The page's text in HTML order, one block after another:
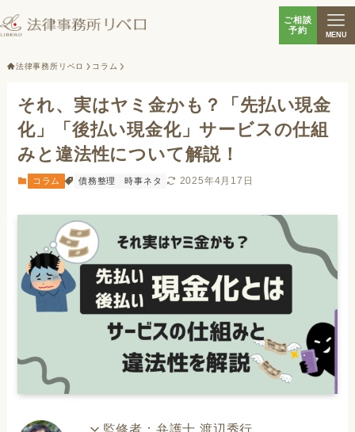
ご相談
予約 MENU
法律事務所リベロ コラム
それ、実はヤミ金かも？「先払い現金
化」「後払い現金化」サービスの仕組
みと違法性について解説！
コラム 債務整理 時事ネタ 2025年4月17日
監修者：弁護士 渡辺秀行